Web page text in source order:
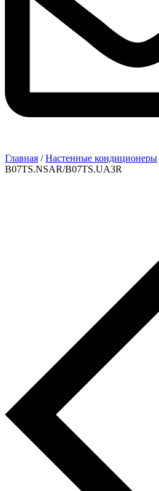
Главная /Настенные кондиционеры
B07TS.NSAR/B07TS.UA3R